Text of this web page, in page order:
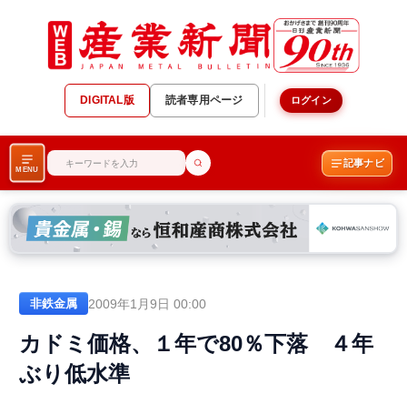
DIGITAL版 読者専用ページ ログイン
MENU
記事ナビ
非鉄金属 2009年1月9日 00:00
カドミ価格、１年で80％下落 ４年
ぶり低水準